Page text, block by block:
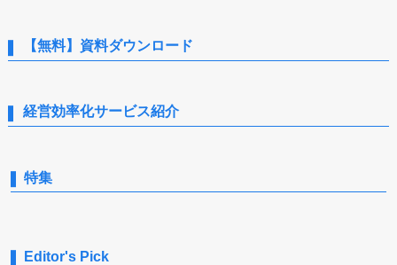
【無料】資料ダウンロード
経営効率化サービス紹介
特集
Editor's Pick